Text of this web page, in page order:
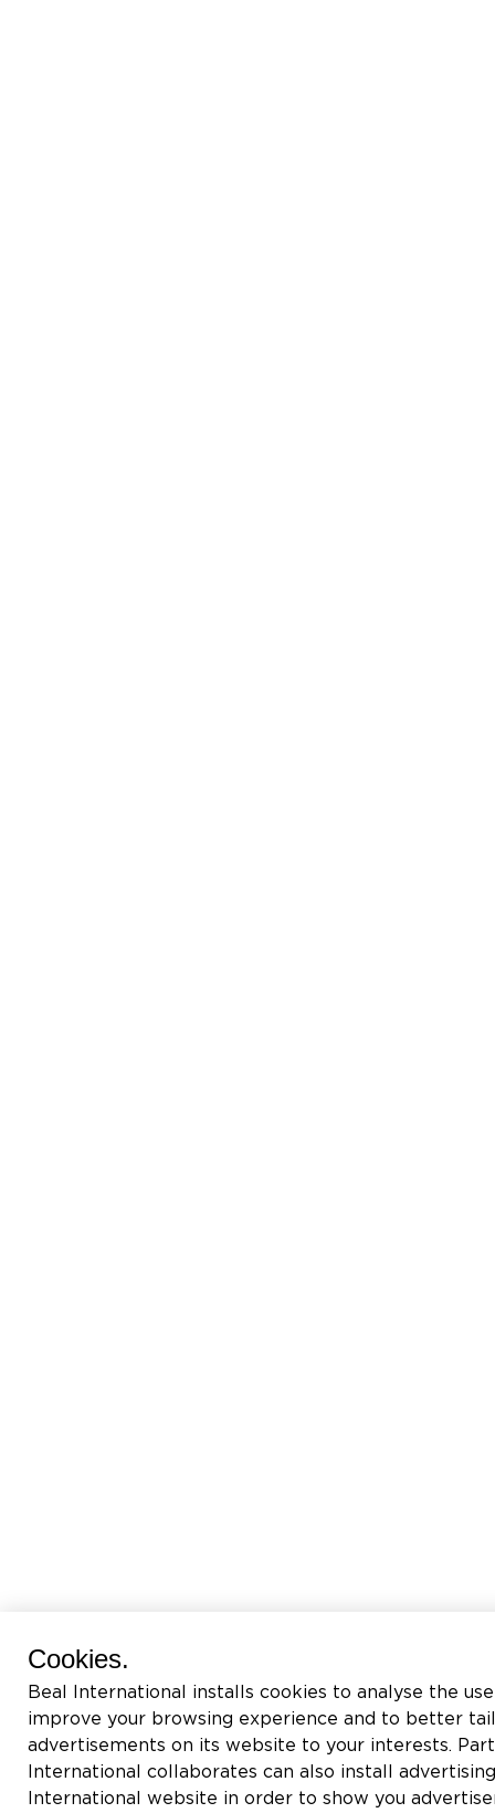
Cookies.
Beal International installs cookies to analyse the
improve your browsing experience and to better
advertisements on its website to your interests.
International collaborates can also install
International website in order to show you